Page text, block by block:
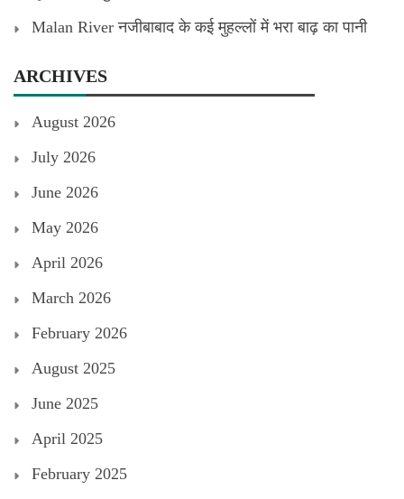
Malan River नजीबाबाद के कई मुहल्लों में भरा बाढ़ का पानी
ARCHIVES
August 2026
July 2026
June 2026
May 2026
April 2026
March 2026
February 2026
August 2025
June 2025
April 2025
February 2025